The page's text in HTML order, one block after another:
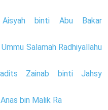
binti Abu Bakar
Salamah Radhiyallahu
Zainab binti Jahsy
bin Malik Ra